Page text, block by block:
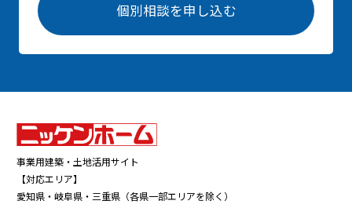
個別相談を申し込む
事業用建築・土地活用サイト
【対応エリア】
愛知県・岐阜県・三重県（各県一部エリアを除く）